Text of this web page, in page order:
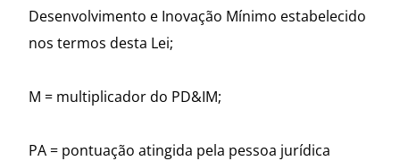
Desenvolvimento e Inovação Mínimo estabelecido
nos termos desta Lei;
M = multiplicador do PD&IM;
PA = pontuação atingida pela pessoa jurídica